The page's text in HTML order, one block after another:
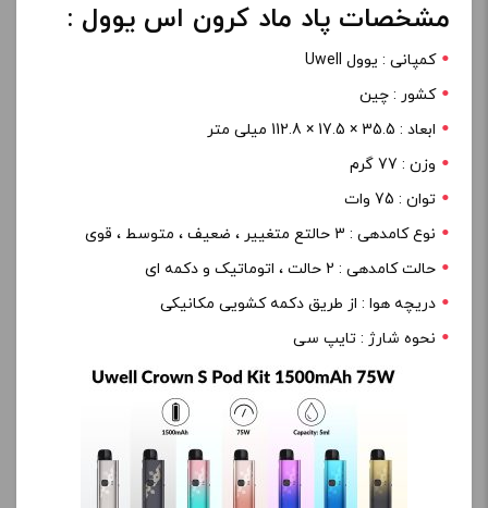
مشخصات پاد ماد کرون اس یوول :
کمپانی : یوول Uwell
کشور : چین
ابعاد : 35.5 × 17.5 × 112.8 میلی متر
وزن : 77 گرم
توان : 75 وات
نوع کامدهی : 3 حالتع متغییر ، ضعیف ، متوسط ، قوی
حالت کامدهی : 2 حالت ، اتوماتیک و دکمه ای
دریچه هوا : از طریق دکمه کشویی مکانیکی
نحوه شارژ : تایپ سی